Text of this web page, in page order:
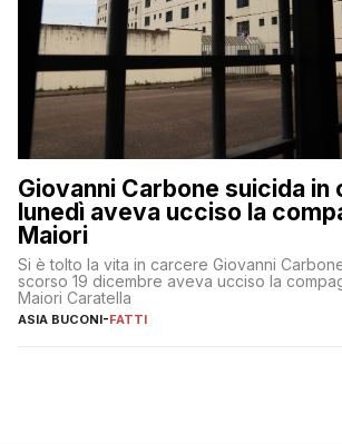
Giovanni Carbone suicida in
lunedì aveva ucciso la
Maiori
Si è tolto la vita in carcere Giovanni
scorso 19 dicembre aveva ucciso la
Maiori Caratella
ASIA BUCONI-FATTI